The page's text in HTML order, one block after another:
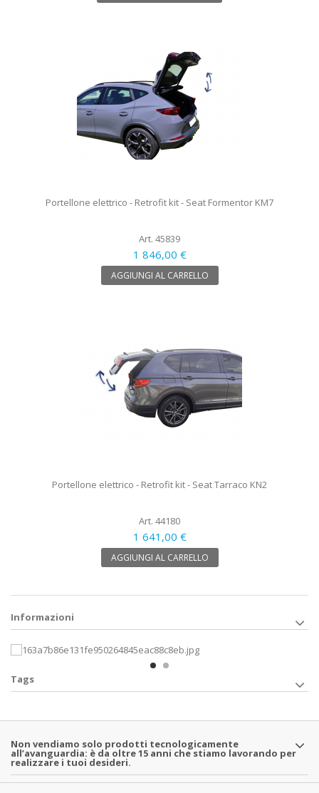
Portellone elettrico - Retrofit kit - Seat Formentor KM7
Art. 45839
1 846,00 €
AGGIUNGI AL CARRELLO
Portellone elettrico - Retrofit kit - Seat Tarraco KN2
Art. 44180
1 641,00 €
AGGIUNGI AL CARRELLO
Informazioni
Tags
Non vendiamo solo prodotti tecnologicamente
all’avanguardia: è da oltre 15 anni che stiamo lavorando per
realizzare i tuoi desideri.